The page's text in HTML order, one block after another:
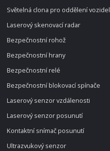
Světelná clona pro oddělení vozidel
Laserový skenovací radar
Bezpečnostní rohož
Bezpečnostní hrany
Bezpečnostní relé
Bezpečnostní blokovací spínače
Laserový senzor vzdálenosti
Laserový senzor posunutí
Kontaktní snímač posunutí
Ultrazvukový senzor